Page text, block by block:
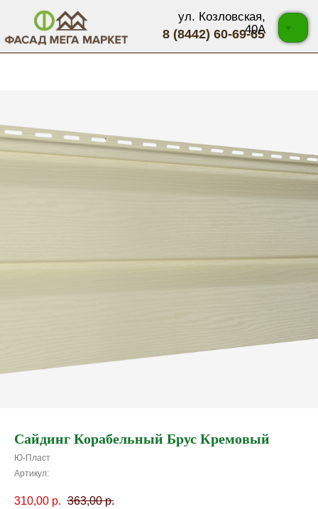
8 (8442) 60-69-65
ул. Козловская,
40А
Сайдинг Корабельный Брус Кремовый
Ю-Пласт
Артикул:
310,00 р. 363,00 р.